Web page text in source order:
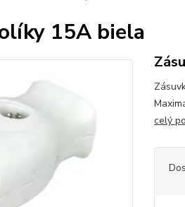
15A biela
celý